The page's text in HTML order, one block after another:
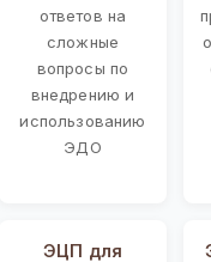
ответов на
сложные
вопросы по
внедрению и
использованию
ЭДО
ЭЦП для